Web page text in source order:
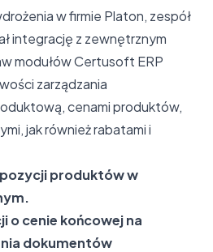
w firmie Platon, zespół
integrację z zewnętrznym
modułów Certusoft ERP
zarządzania
cenami produktów,
jak również rabatami i
produktów w
o cenie końcowej na
dokumentów